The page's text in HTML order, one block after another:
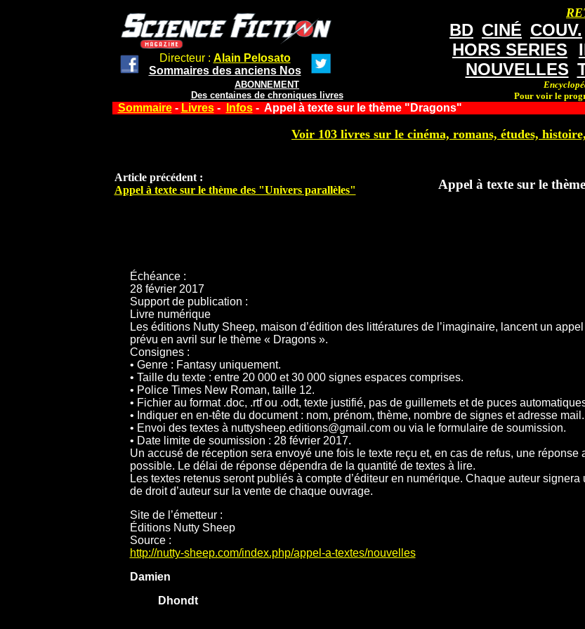
Directeur : Alain Pelosato
Sommaires des anciens Nos
ABONNEMENT
Des centaines de chroniques livres
BD CINÉ COUV.
HORS SERIES
NOUVELLES
Pour voir le
Sommaire- Livres- Infos- Appel à texte sur le thème "Dragons"
Voir 103 livres sur le cinéma, romans, études,
Article précédent :
Appel à texte sur le thème des "Univers parallèles"
Appel à texte sur le
Échéance :
28 février 2017
Support de publication :
Livre numérique
Les éditions Nutty Sheep, maison d’édition des littératures de l’imaginaire, lancent un
prévu en avril sur le thème « Dragons ».
Consignes :
• Genre : Fantasy uniquement.
• Taille du texte : entre 20 000 et 30 000 signes espaces comprises.
• Police Times New Roman, taille 12.
• Fichier au format .doc, .rtf ou .odt, texte justifié, pas de guillemets et de puces
• Indiquer en en-tête du document : nom, prénom, thème, nombre de signes et adresse mail.
• Envoi des textes à nuttysheep.editions@gmail.com ou via le formulaire de soumission.
• Date limite de soumission : 28 février 2017.
Un accusé de réception sera envoyé une fois le texte reçu et, en cas de refus, une
possible. Le délai de réponse dépendra de la quantité de textes à lire.
Les textes retenus seront publiés à compte d’éditeur en numérique. Chaque auteur
de droit d’auteur sur la vente de chaque ouvrage.
Site de l’émetteur :
Éditions Nutty Sheep
Source :
http://nutty-sheep.com/index.php/appel-a-textes/nouvelles
Damien
Dhondt